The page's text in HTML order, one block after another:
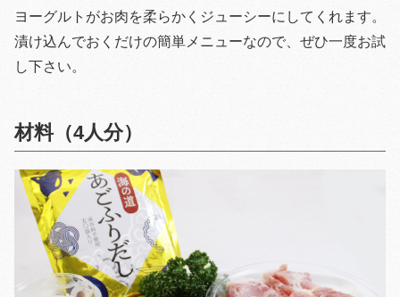
ヨーグルトがお肉を柔らかくジューシーにしてくれます。
漬け込んでおくだけの簡単メニューなので、ぜひ一度お試
し下さい。
材料（4人分）